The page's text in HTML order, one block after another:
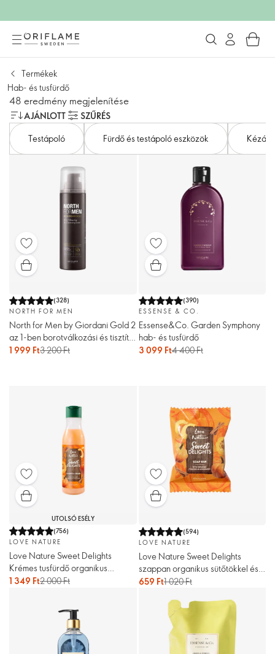
Termékek
Hab- és tusfürdő
48 eredmény megjelenítése
AJÁNLOTT
SZŰRÉS
Testápoló
Fürdő és testápoló eszközök
(328)
NORTH FOR MEN
North for Men by Giordani Gold 2
az 1-ben borotválkozási és tisztító
hab
1 999 Ft3 200 Ft
(390)
ESSENSE & CO.
Essense&Co. Garden Symphony
hab- és tusfürdő
3 099 Ft4 400 Ft
UTOLSÓ ESÉLY
(756)
LOVE NATURE
Love Nature Sweet Delights
Krémes tusfürdő organikus
sütőtökkel és fahéjjal
1 349 Ft2 000 Ft
(594)
LOVE NATURE
Love Nature Sweet Delights
szappan organikus sütőtökkel és
fahéjjal
659 Ft1 020 Ft